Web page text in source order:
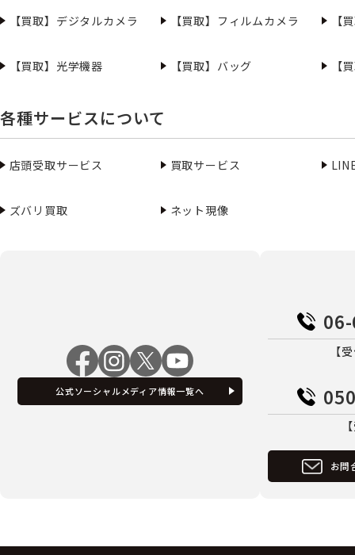
【買取】デジタルカメラ 【買取】フィルムカメラ 【
【買取】光学機器 【買取】バッグ 【
各種サービスについて
店頭受取サービス 買取サービス
ズバリ買取 ネット現像
公式ソーシャルメディア情報一覧へ
【
お問